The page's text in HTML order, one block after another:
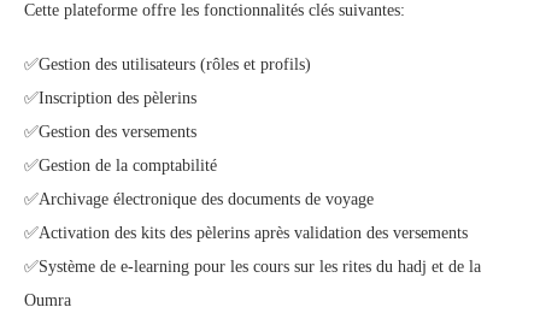
Cette plateforme offre les fonctionnalités clés suivantes:
✅Gestion des utilisateurs (rôles et profils)
✅Inscription des pèlerins
✅Gestion des versements
✅Gestion de la comptabilité
✅Archivage électronique des documents de voyage
✅Activation des kits des pèlerins après validation des versements
✅Système de e-learning pour les cours sur les rites du hadj et de la
Oumra